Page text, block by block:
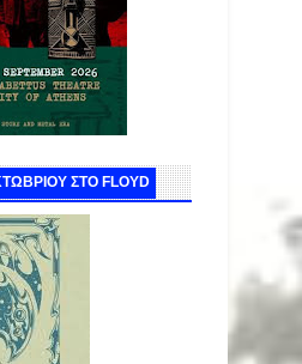
ΣΤΟ FLOYD